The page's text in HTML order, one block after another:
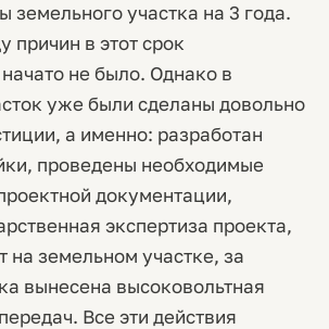
земельного участка на 3 года.
причин в этот срок
начато не было. Однако в
уже были сделаны довольно
а именно: разработан
проведены необходимые
документации,
экспертиза проекта,
на земельном участке, за
вынесена высоковольтная
Все эти действия